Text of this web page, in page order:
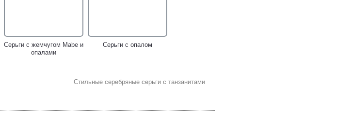
Серьги с жемчугом Mabe и
опалами
Серьги с опалом
Стильные серебряные серьги с танзанитами